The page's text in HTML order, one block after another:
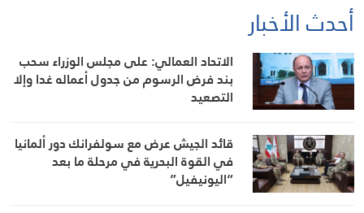
أحدث الأخبار
الاتحاد العمالي: على مجلس الوزراء سحب
بند فرض الرسوم من جدول أعماله غدا وإلا
التصعيد
قائد الجيش عرض مع سولفرانك دور ألمانيا
في القوة البحرية في مرحلة ما بعد
“اليونيفيل”